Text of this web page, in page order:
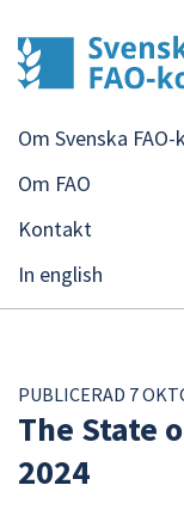
Om Svenska
Om FAO
Kontakt
In english
PUBLICERAD 7
The State
2024